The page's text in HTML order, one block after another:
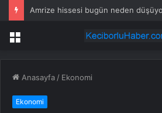
Amrize hissesi bugün neden
Menü
Anasayfa / Ekonomi
Ekonomi